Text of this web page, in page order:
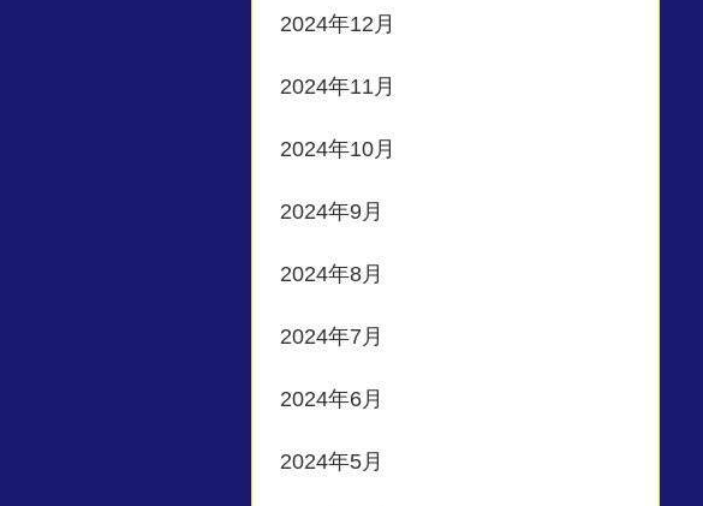
2024年12月
2024年11月
2024年10月
2024年9月
2024年8月
2024年7月
2024年6月
2024年5月